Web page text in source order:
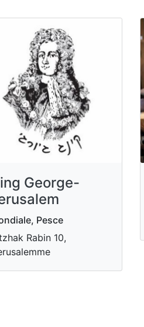
George-
Pesce
Rabin 10,